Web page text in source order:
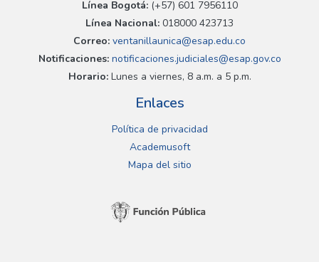
Línea Bogotá:(+57) 601 7956110
Línea Nacional: 018000 423713
Correo: ventanillaunica@esap.edu.co
Notificaciones:notificaciones.judiciales@esap.gov.co
Horario:Lunes a viernes, 8 a.m. a 5 p.m.
Enlaces
Política de privacidad
Academusoft
Mapa del sitio